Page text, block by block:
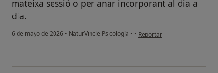
mateixa sessió o per anar incorporant al dia a
dia.
6 de mayo de 2026 • NaturVincle Psicología • • en opinión del usuario A.B
Reportar